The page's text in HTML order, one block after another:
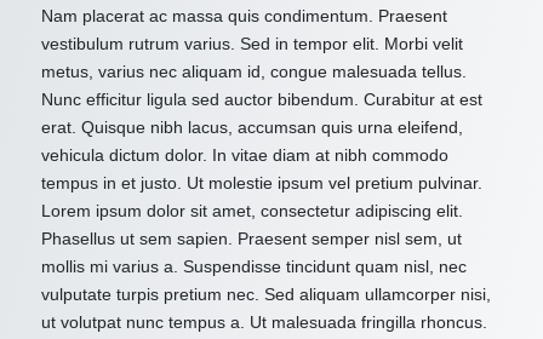
Nam placerat ac massa quis condimentum. Praesent
vestibulum rutrum varius. Sed in tempor elit. Morbi velit
metus, varius nec aliquam id, congue malesuada tellus.
Nunc efficitur ligula sed auctor bibendum. Curabitur at est
erat. Quisque nibh lacus, accumsan quis urna eleifend,
vehicula dictum dolor. In vitae diam at nibh commodo
tempus in et justo. Ut molestie ipsum vel pretium pulvinar.
Lorem ipsum dolor sit amet, consectetur adipiscing elit.
Phasellus ut sem sapien. Praesent semper nisl sem, ut
mollis mi varius a. Suspendisse tincidunt quam nisl, nec
vulputate turpis pretium nec. Sed aliquam ullamcorper nisi,
ut volutpat nunc tempus a. Ut malesuada fringilla rhoncus.